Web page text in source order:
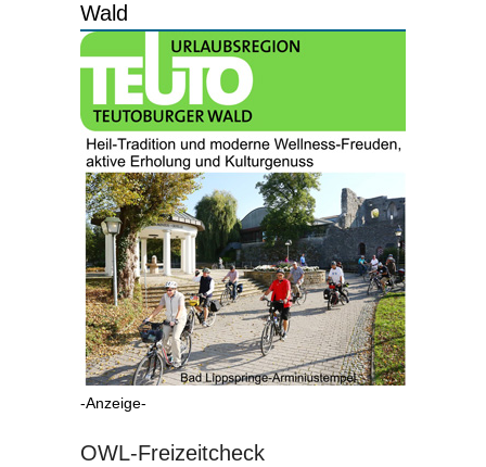
Wald
-Anzeige-
OWL-Freizeitcheck